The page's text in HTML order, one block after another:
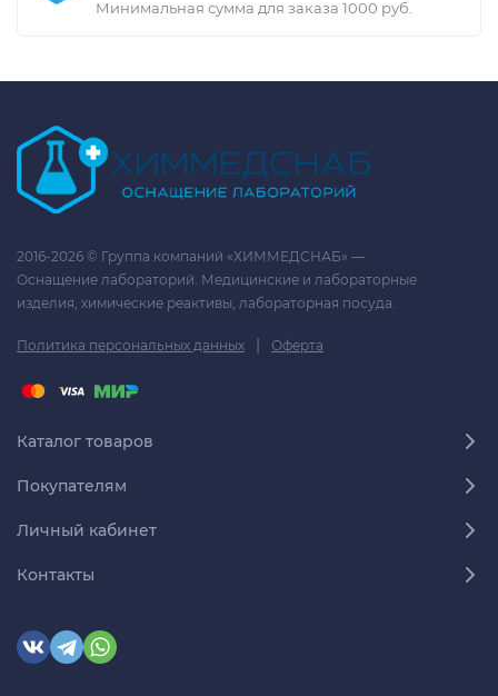
Минимальная сумма для заказа 1000 руб.
2016-2026 © Группа компаний «ХИММЕДСНАБ» —
Оснащение лабораторий. Медицинские и лабораторные
изделия, химические реактивы, лабораторная посуда.
Политика персональных данных | Оферта
Каталог товаров
Покупателям
Личный кабинет
Контакты